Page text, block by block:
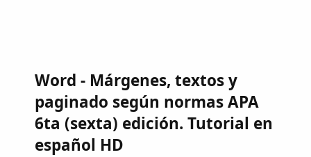
Word - Márgenes, textos y
paginado según normas APA
6ta (sexta) edición. Tutorial en
español HD